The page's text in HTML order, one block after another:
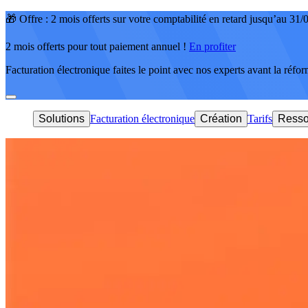
🎁 Offre : 2 mois offerts sur votre comptabilité en retard jusqu’au 31/
2 mois offerts pour tout paiement annuel ! En profiter
Facturation électronique faites le point avec nos experts avant la
Solutions Facturation électronique Création Tarifs